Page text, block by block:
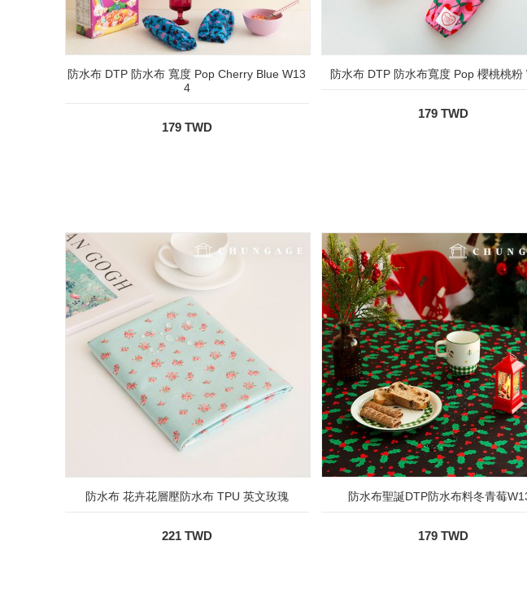
防水布 DTP 防水布 寬度 Pop Cherry Blue W13
4
179 TWD
防水布 DTP 防水布寬度 Pop 櫻桃桃粉
179 TWD
防水布 花卉花層壓防水布 TPU 英文玫瑰
221 TWD
防水布聖誕DTP防水布料冬青莓
179 TWD